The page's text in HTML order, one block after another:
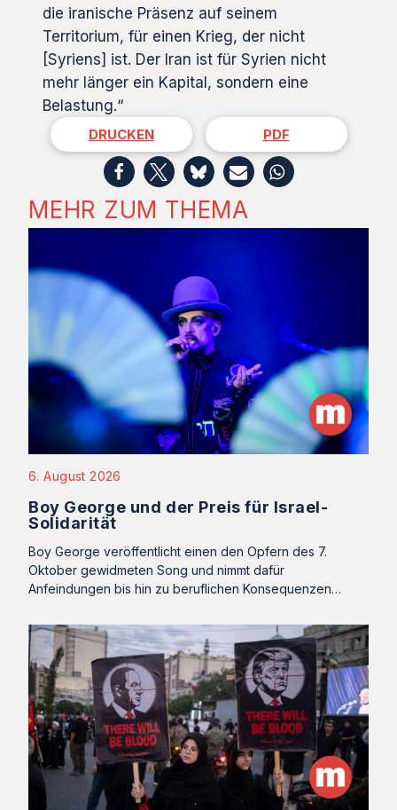
die iranische Präsenz auf seinem
Territorium, für einen Krieg, der nicht
[Syriens] ist. Der Iran ist für Syrien nicht
mehr länger ein Kapital, sondern eine
Belastung.“
DRUCKEN PDF
MEHR ZUM THEMA
6. August 2026
Boy George und der Preis für Israel-
Solidarität
Boy George veröffentlicht einen den Opfern des 7.
Oktober gewidmeten Song und nimmt dafür
Anfeindungen bis hin zu beruflichen Konsequenzen…